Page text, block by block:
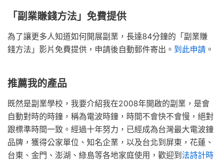
「副業賺錢方法」免費提供
為了讓更多人知道如何開展副業，長達84分鐘的「副業賺
錢方法」影片免費提供，申請後自動郵件寄出。 到此申請 。
推薦我的產品
既然是副業學校，我要介紹我在2008年開啟的副業，是會
自動對時的時鐘，稱為電波時鐘，時間不會快不會慢，絕對
跟標準時間一致。經過十年努力，已經成為台灣最大電波鐘
品牌，獲得公家單位、知名企業，以及台北到屏東，花蓮、
台東、金門、澎湖、綠島等各地家庭使用，歡迎到 法詩計時